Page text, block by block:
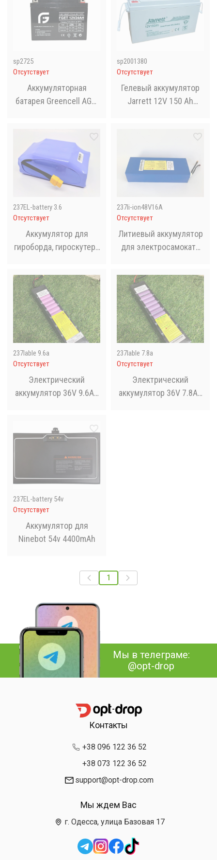
электростанций
sp2725
Отсутствует
Аккумуляторная
батарея Greencell AGM
sp2001380
Отсутствует
Гелевый аккумулятор
Jarrett 12V 150 Ah
237EL-battery 3.6
Отсутствует
Аккумулятор для
гироборда, гироскутера
237li-ion48V16A
Отсутствует
Литиевый аккумулятор
для электросамоката
237lable 9.6a
Отсутствует
Электрический
аккумулятор 36V 9.6Ah
237lable 7.8a
Отсутствует
Электрический
аккумулятор 36V 7.8Ah
237EL-battery 54v
Отсутствует
Аккумулятор для
Ninebot 54v 4400mAh
1
Мы в телеграме:
@opt-drop
Контакты
+38 096 122 36 52
+38 073 122 36 52
support@opt-drop.com
Мы ждем Вас
г. Одесса, улица Базовая 17